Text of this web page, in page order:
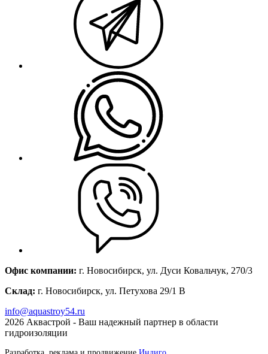
Офис компании: г. Новосибирск, ул. Дуси Ковальчук, 270/3
Склад: г. Новосибирск, ул. Петухова 29/1 В
info@aquastroy54.ru
2026 Аквастрой - Ваш надежный партнер в области
гидроизоляции